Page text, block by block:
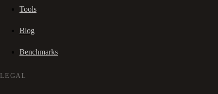
Tools
Blog
Benchmarks
LEGAL